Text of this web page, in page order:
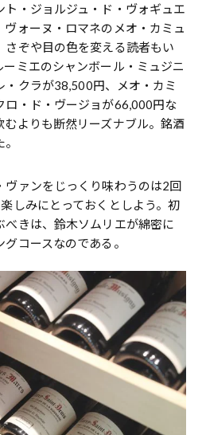
・ジョルジュ・ド・ヴォギュエ
ォーヌ・ロマネのメオ・カミュ
ぞや目の色を変える読者もい
ミエのシャンボール・ミュジニ
・クラが38,500円、メオ・カミ
ロ・ド・ヴージョが66,000円な
むよりも断然リーズナブル。銘酒
ヴァンをじっくり味わうのは2回
しみにとっておくとしよう。初
きは、鈴木ソムリエが綿密に
コースなのである。